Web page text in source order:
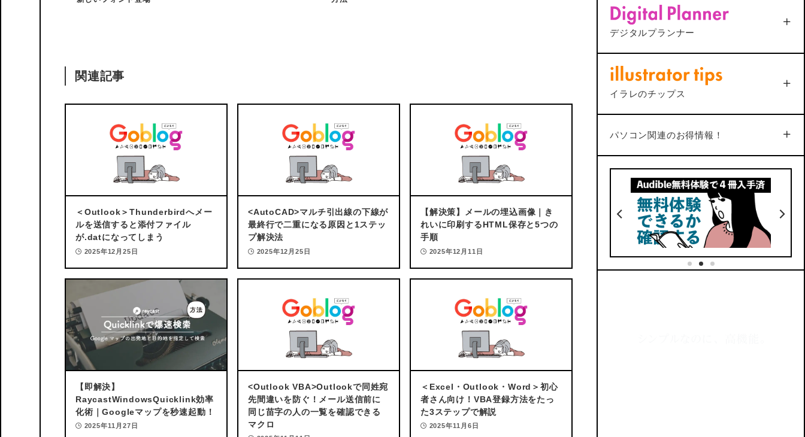
関連記事
＜Outlook＞Thunderbirdへメー
ルを送信すると添付ファイル
が.datになってしまう
2025年12月25日
<AutoCAD>マルチ引出線の下線が
最終行で二重になる原因と1ステッ
プ解決法
2025年12月25日
【解決策】メールの埋込画像｜き
れいに印刷するHTML保存と5つの
手順
2025年12月11日
【即解決】
RaycastWindowsQuicklink効率
化術｜Googleマップを秒速起動！
2025年11月27日
<Outlook VBA>Outlookで同姓宛
先間違いを防ぐ！メール送信前に
同じ苗字の人の一覧を確認できる
マクロ
＜Excel・Outlook・Word＞ 初心
者さん向け！VBA登録方法をたっ
た3ステップで解説
2025年11月6日
2022年7月7日
デザイン
価格
総合
デザイン
デジタルプランナー
動く手帳が使える
リフィル53種類
デイリーリンク完備
BOOTHでダウンロード
紹介記事はこちら
10年手帳「めもりぃ」
10年使える手帳
1ページにまとまっていて見返し
できる
六曜・干支があるから便利
イラレのチップス
No.34
No.33
パソコン関連のお得情報！